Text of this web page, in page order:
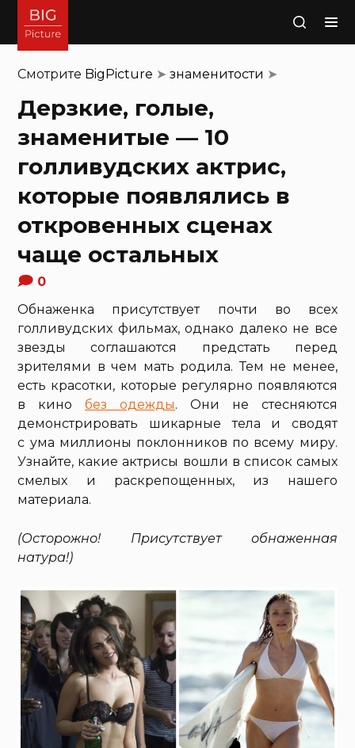
Поиск
Смотрите BigPicture ➤знаменитости ➤
Дерзкие, голые,
знаменитые — 10
голливудских актрис,
которые появлялись в
откровенных сценах
чаще остальных
0
Обнаженка присутствует почти во всех
голливудских фильмах, однако далеко не все
звезды соглашаются предстать перед
зрителями в чем мать родила. Тем не менее,
есть красотки, которые регулярно появляются
в кинобез одежды. Они не стесняются
демонстрировать шикарные тела и сводят
с ума миллионы поклонников по всему миру.
Узнайте, какие актрисы вошли в список самых
смелых и раскрепощенных, из нашего
материала.
(Осторожно! Присутствует обнаженная
натура!)